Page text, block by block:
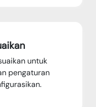
untuk
pengaturan